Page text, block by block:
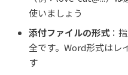
使いましょう
添付ファイルの形式：
全です。Word形式はレ
す